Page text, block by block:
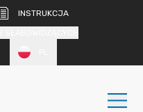
INSTRUKCJA